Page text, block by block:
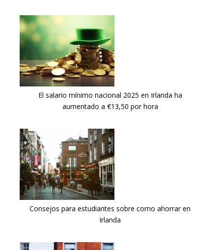
El salario mínimo nacional 2025 en Irlanda ha
aumentado a €13,50 por hora
Consejos para estudiantes sobre como ahorrar en
Irlanda